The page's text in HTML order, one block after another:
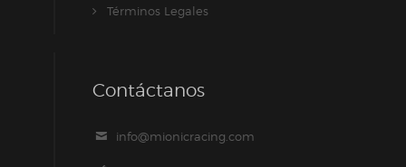
Términos Legales
Contáctanos
info@mionicracing.com